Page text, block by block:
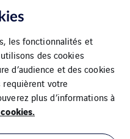
les fonctionnalités et
des cookies
d’audience et des cookies
requièrent votre
plus d’informations à